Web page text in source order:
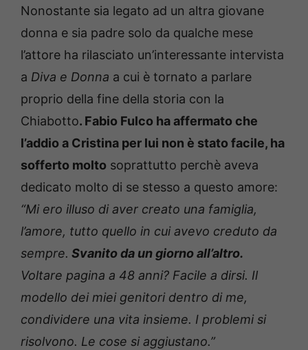
Nonostante sia legato ad un altra giovane
donna e sia padre solo da qualche mese
l’attore ha rilasciato un’interessante intervista
a Diva e Donna a cui è tornato a parlare
proprio della fine della storia con la
Chiabotto. Fabio Fulco ha affermato che
l’addio a Cristina per lui non è stato facile, ha
sofferto molto soprattutto perchè aveva
dedicato molto di se stesso a questo amore:
“Mi ero illuso di aver creato una famiglia,
l’amore, tutto quello in cui avevo creduto da
sempre. Svanito da un giorno all’altro.
Voltare pagina a 48 anni? Facile a dirsi. Il
modello dei miei genitori dentro di me,
condividere una vita insieme. I problemi si
risolvono. Le cose si aggiustano.”